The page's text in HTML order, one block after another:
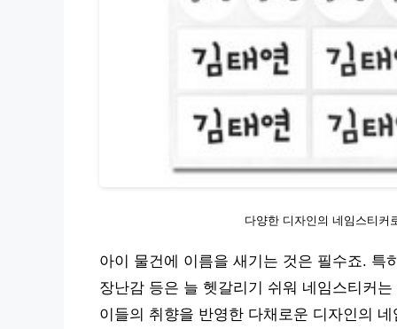
다양한 디자인의 네임스티커
아이 물건에 이름을 새기는 것은 필수죠. 특
장난감 등은 늘 헷갈리기 쉬워 네임스티커
이들의 취향을 반영한 다채로운 디자인의